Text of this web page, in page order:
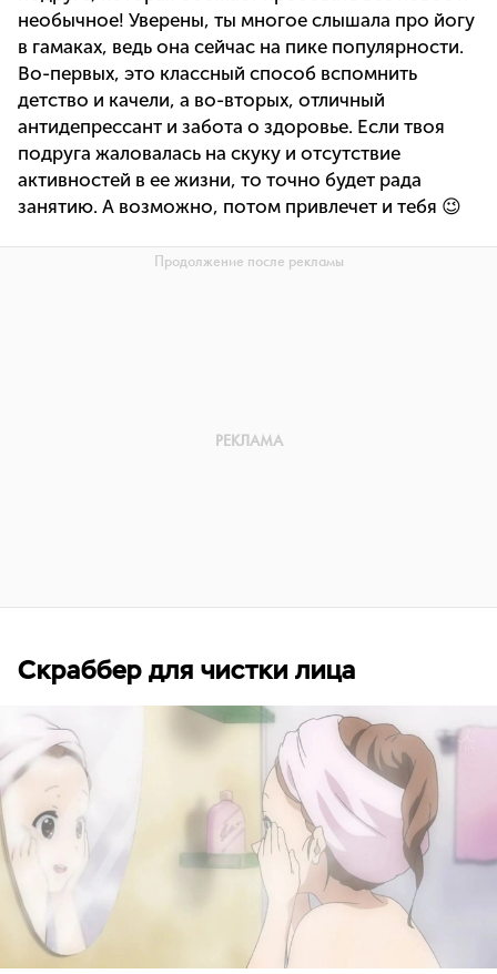
необычное! Уверены, ты многое слышала про йогу
в гамаках, ведь она сейчас на пике популярности.
Во-первых, это классный способ вспомнить
детство и качели, а во-вторых, отличный
антидепрессант и забота о здоровье. Если твоя
подруга жаловалась на скуку и отсутствие
активностей в ее жизни, то точно будет рада
занятию. А возможно, потом привлечет и тебя 😉
Скраббер для чистки лица